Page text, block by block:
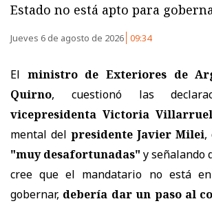
Estado no está apto para
Jueves 6 de agosto de 2026 09:34
El ministro de Exteriores de
Quirno, cuestionó las
vicepresidenta Victoria Villarruel
mental del presidente Javier Milei,
"muy desafortunadas" y señalando
cree que el mandatario no está
gobernar, debería dar un paso al